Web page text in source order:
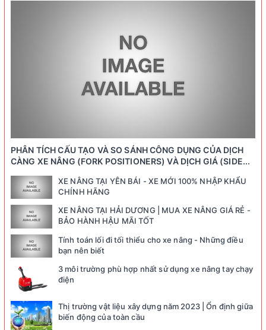
PHÂN TÍCH CẤU TẠO VÀ SO SÁNH CÔNG DỤNG CỦA DỊCH
CÀNG XE NÂNG (FORK POSITIONERS) VÀ DỊCH GIÁ (SIDE...
XE NÂNG TẠI YÊN BÁI - XE MỚI 100% NHẬP KHẨU
CHÍNH HÃNG
XE NÂNG TẠI HẢI DƯƠNG | MUA XE NÂNG GIÁ RẺ -
BẢO HÀNH HẬU MÃI TỐT
Tính toán lối đi tối thiểu cho xe nâng - Những điều
bạn nên biết
3 môi trường phù hợp nhất sử dụng xe nâng tay chạy
điện
Thị trường vật liệu xây dựng năm 2023 | Ổn định giữa
biến động của toàn cầu